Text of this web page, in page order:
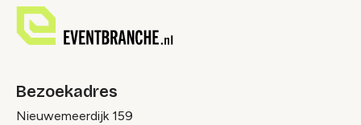
Bezoekadres
Nieuwemeerdijk 159